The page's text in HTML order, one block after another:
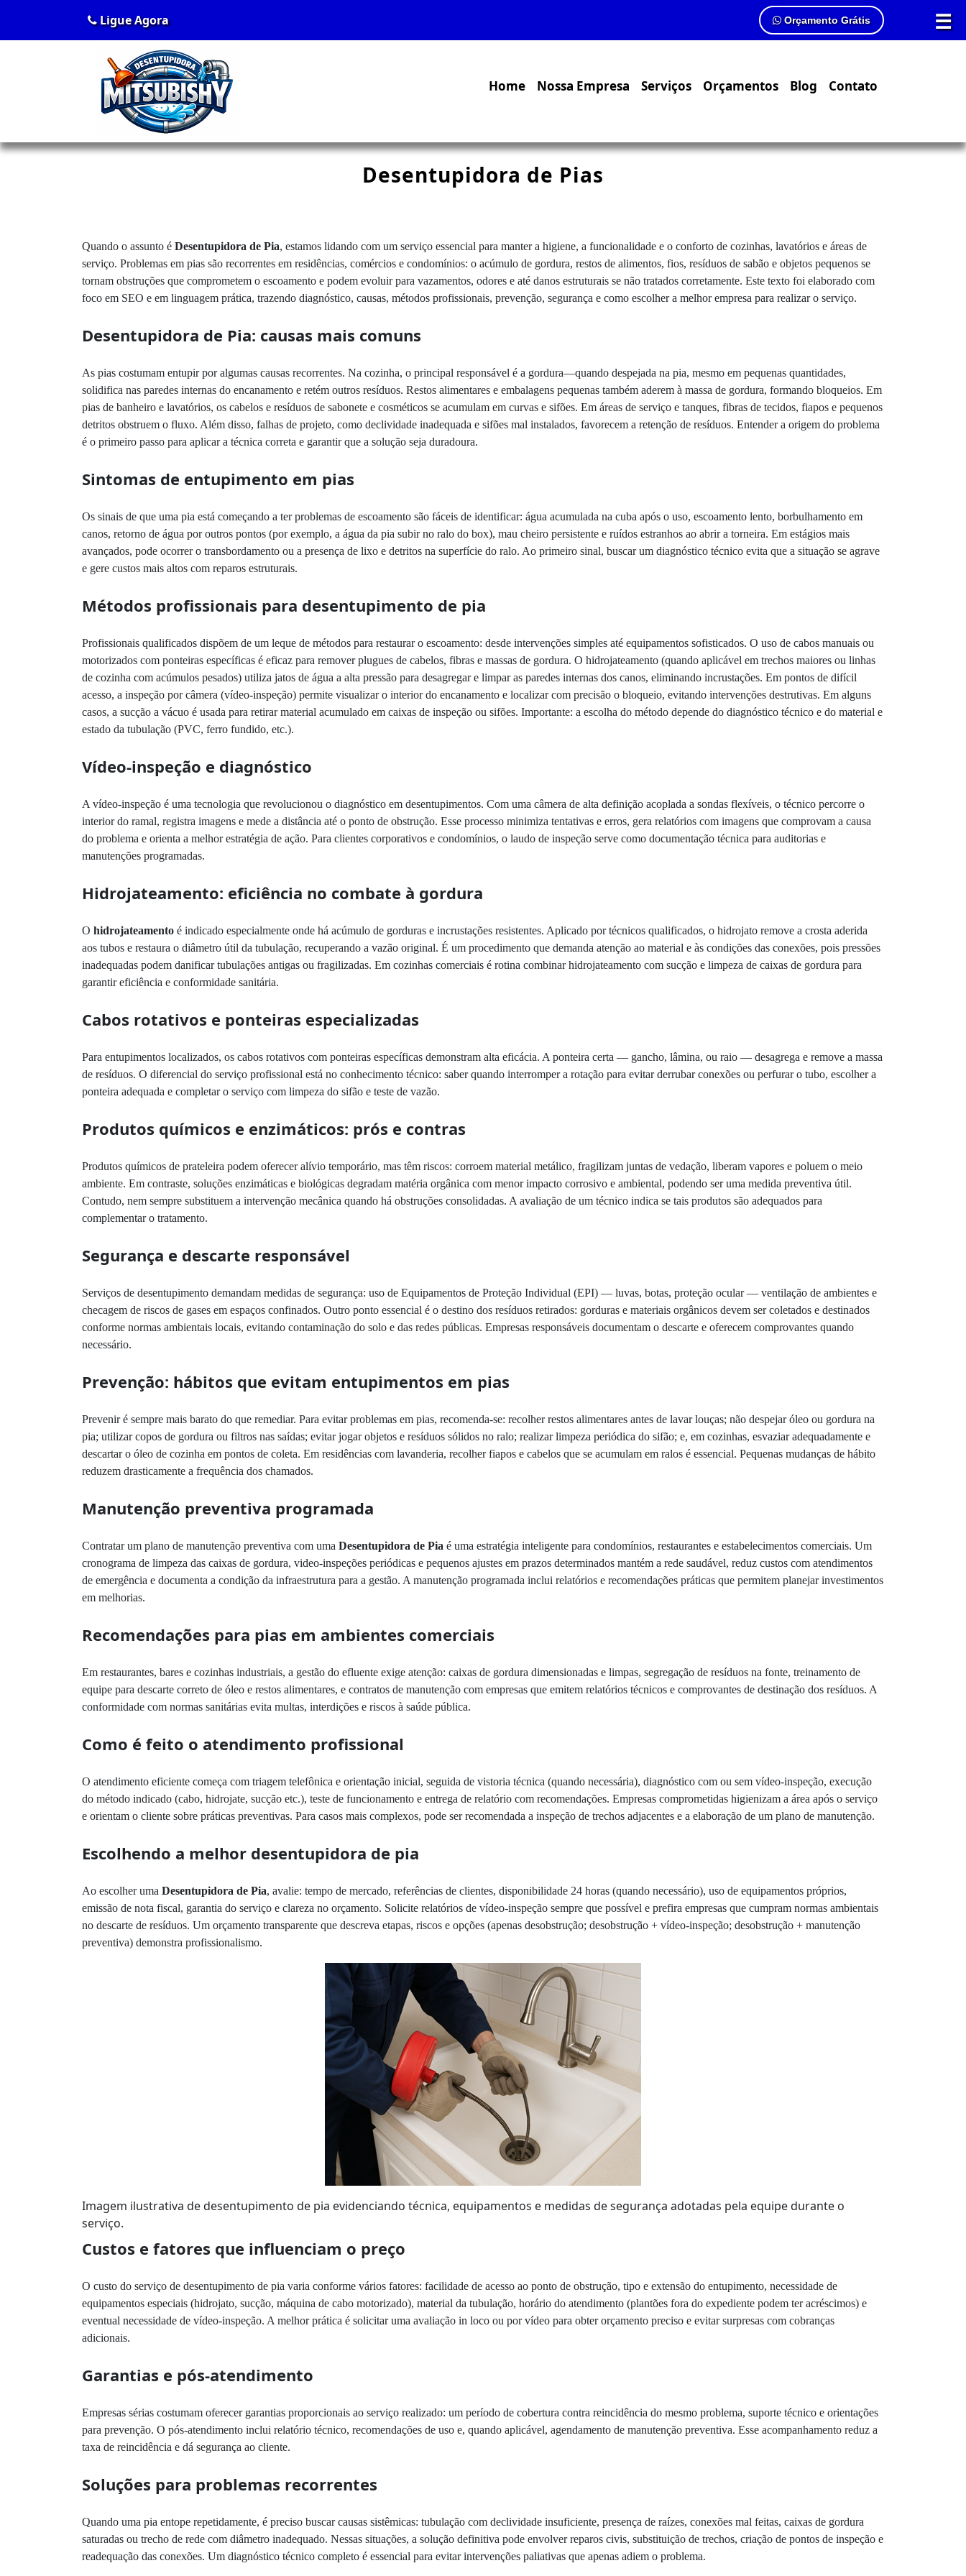
☰
Ligue Agora Orçamento Grátis
Home Nossa Empresa Serviços Orçamentos Blog Contato
Desentupidora de Pias
Quando o assunto é Desentupidora de Pia, estamos lidando com um serviço essencial para manter a higiene, a funcionalidade e o conforto de cozinhas, lavatórios e áreas de
serviço. Problemas em pias são recorrentes em residências, comércios e condomínios: o acúmulo de gordura, restos de alimentos, fios, resíduos de sabão e objetos pequenos se
tornam obstruções que comprometem o escoamento e podem evoluir para vazamentos, odores e até danos estruturais se não tratados corretamente. Este texto foi elaborado com
foco em SEO e em linguagem prática, trazendo diagnóstico, causas, métodos profissionais, prevenção, segurança e como escolher a melhor empresa para realizar o serviço.
Desentupidora de Pia: causas mais comuns
As pias costumam entupir por algumas causas recorrentes. Na cozinha, o principal responsável é a gordura—quando despejada na pia, mesmo em pequenas quantidades,
solidifica nas paredes internas do encanamento e retém outros resíduos. Restos alimentares e embalagens pequenas também aderem à massa de gordura, formando bloqueios. Em
pias de banheiro e lavatórios, os cabelos e resíduos de sabonete e cosméticos se acumulam em curvas e sifões. Em áreas de serviço e tanques, fibras de tecidos, fiapos e pequenos
detritos obstruem o fluxo. Além disso, falhas de projeto, como declividade inadequada e sifões mal instalados, favorecem a retenção de resíduos. Entender a origem do problema
é o primeiro passo para aplicar a técnica correta e garantir que a solução seja duradoura.
Sintomas de entupimento em pias
Os sinais de que uma pia está começando a ter problemas de escoamento são fáceis de identificar: água acumulada na cuba após o uso, escoamento lento, borbulhamento em
canos, retorno de água por outros pontos (por exemplo, a água da pia subir no ralo do box), mau cheiro persistente e ruídos estranhos ao abrir a torneira. Em estágios mais
avançados, pode ocorrer o transbordamento ou a presença de lixo e detritos na superfície do ralo. Ao primeiro sinal, buscar um diagnóstico técnico evita que a situação se agrave
e gere custos mais altos com reparos estruturais.
Métodos profissionais para desentupimento de pia
Profissionais qualificados dispõem de um leque de métodos para restaurar o escoamento: desde intervenções simples até equipamentos sofisticados. O uso de cabos manuais ou
motorizados com ponteiras específicas é eficaz para remover plugues de cabelos, fibras e massas de gordura. O hidrojateamento (quando aplicável em trechos maiores ou linhas
de cozinha com acúmulos pesados) utiliza jatos de água a alta pressão para desagregar e limpar as paredes internas dos canos, eliminando incrustações. Em pontos de difícil
acesso, a inspeção por câmera (vídeo-inspeção) permite visualizar o interior do encanamento e localizar com precisão o bloqueio, evitando intervenções destrutivas. Em alguns
casos, a sucção a vácuo é usada para retirar material acumulado em caixas de inspeção ou sifões. Importante: a escolha do método depende do diagnóstico técnico e do material e
estado da tubulação (PVC, ferro fundido, etc.).
Vídeo-inspeção e diagnóstico
A vídeo-inspeção é uma tecnologia que revolucionou o diagnóstico em desentupimentos. Com uma câmera de alta definição acoplada a sondas flexíveis, o técnico percorre o
interior do ramal, registra imagens e mede a distância até o ponto de obstrução. Esse processo minimiza tentativas e erros, gera relatórios com imagens que comprovam a causa
do problema e orienta a melhor estratégia de ação. Para clientes corporativos e condomínios, o laudo de inspeção serve como documentação técnica para auditorias e
manutenções programadas.
Hidrojateamento: eficiência no combate à gordura
O hidrojateamento é indicado especialmente onde há acúmulo de gorduras e incrustações resistentes. Aplicado por técnicos qualificados, o hidrojato remove a crosta aderida
aos tubos e restaura o diâmetro útil da tubulação, recuperando a vazão original. É um procedimento que demanda atenção ao material e às condições das conexões, pois pressões
inadequadas podem danificar tubulações antigas ou fragilizadas. Em cozinhas comerciais é rotina combinar hidrojateamento com sucção e limpeza de caixas de gordura para
garantir eficiência e conformidade sanitária.
Cabos rotativos e ponteiras especializadas
Para entupimentos localizados, os cabos rotativos com ponteiras específicas demonstram alta eficácia. A ponteira certa — gancho, lâmina, ou raio — desagrega e remove a massa
de resíduos. O diferencial do serviço profissional está no conhecimento técnico: saber quando interromper a rotação para evitar derrubar conexões ou perfurar o tubo, escolher a
ponteira adequada e completar o serviço com limpeza do sifão e teste de vazão.
Produtos químicos e enzimáticos: prós e contras
Produtos químicos de prateleira podem oferecer alívio temporário, mas têm riscos: corroem material metálico, fragilizam juntas de vedação, liberam vapores e poluem o meio
ambiente. Em contraste, soluções enzimáticas e biológicas degradam matéria orgânica com menor impacto corrosivo e ambiental, podendo ser uma medida preventiva útil.
Contudo, nem sempre substituem a intervenção mecânica quando há obstruções consolidadas. A avaliação de um técnico indica se tais produtos são adequados para
complementar o tratamento.
Segurança e descarte responsável
Serviços de desentupimento demandam medidas de segurança: uso de Equipamentos de Proteção Individual (EPI) — luvas, botas, proteção ocular — ventilação de ambientes e
checagem de riscos de gases em espaços confinados. Outro ponto essencial é o destino dos resíduos retirados: gorduras e materiais orgânicos devem ser coletados e destinados
conforme normas ambientais locais, evitando contaminação do solo e das redes públicas. Empresas responsáveis documentam o descarte e oferecem comprovantes quando
necessário.
Prevenção: hábitos que evitam entupimentos em pias
Prevenir é sempre mais barato do que remediar. Para evitar problemas em pias, recomenda-se: recolher restos alimentares antes de lavar louças; não despejar óleo ou gordura na
pia; utilizar copos de gordura ou filtros nas saídas; evitar jogar objetos e resíduos sólidos no ralo; realizar limpeza periódica do sifão; e, em cozinhas, esvaziar adequadamente e
descartar o óleo de cozinha em pontos de coleta. Em residências com lavanderia, recolher fiapos e cabelos que se acumulam em ralos é essencial. Pequenas mudanças de hábito
reduzem drasticamente a frequência dos chamados.
Manutenção preventiva programada
Contratar um plano de manutenção preventiva com uma Desentupidora de Pia é uma estratégia inteligente para condomínios, restaurantes e estabelecimentos comerciais. Um
cronograma de limpeza das caixas de gordura, video-inspeções periódicas e pequenos ajustes em prazos determinados mantém a rede saudável, reduz custos com atendimentos
de emergência e documenta a condição da infraestrutura para a gestão. A manutenção programada inclui relatórios e recomendações práticas que permitem planejar investimentos
em melhorias.
Recomendações para pias em ambientes comerciais
Em restaurantes, bares e cozinhas industriais, a gestão do efluente exige atenção: caixas de gordura dimensionadas e limpas, segregação de resíduos na fonte, treinamento de
equipe para descarte correto de óleo e restos alimentares, e contratos de manutenção com empresas que emitem relatórios técnicos e comprovantes de destinação dos resíduos. A
conformidade com normas sanitárias evita multas, interdições e riscos à saúde pública.
Como é feito o atendimento profissional
O atendimento eficiente começa com triagem telefônica e orientação inicial, seguida de vistoria técnica (quando necessária), diagnóstico com ou sem vídeo-inspeção, execução
do método indicado (cabo, hidrojate, sucção etc.), teste de funcionamento e entrega de relatório com recomendações. Empresas comprometidas higienizam a área após o serviço
e orientam o cliente sobre práticas preventivas. Para casos mais complexos, pode ser recomendada a inspeção de trechos adjacentes e a elaboração de um plano de manutenção.
Escolhendo a melhor desentupidora de pia
Ao escolher uma Desentupidora de Pia, avalie: tempo de mercado, referências de clientes, disponibilidade 24 horas (quando necessário), uso de equipamentos próprios,
emissão de nota fiscal, garantia do serviço e clareza no orçamento. Solicite relatórios de vídeo-inspeção sempre que possível e prefira empresas que cumpram normas ambientais
no descarte de resíduos. Um orçamento transparente que descreva etapas, riscos e opções (apenas desobstrução; desobstrução + vídeo-inspeção; desobstrução + manutenção
preventiva) demonstra profissionalismo.
Imagem ilustrativa de desentupimento de pia evidenciando técnica, equipamentos e medidas de segurança adotadas pela equipe durante o
serviço.
Custos e fatores que influenciam o preço
O custo do serviço de desentupimento de pia varia conforme vários fatores: facilidade de acesso ao ponto de obstrução, tipo e extensão do entupimento, necessidade de
equipamentos especiais (hidrojato, sucção, máquina de cabo motorizado), material da tubulação, horário do atendimento (plantões fora do expediente podem ter acréscimos) e
eventual necessidade de vídeo-inspeção. A melhor prática é solicitar uma avaliação in loco ou por vídeo para obter orçamento preciso e evitar surpresas com cobranças
adicionais.
Garantias e pós-atendimento
Empresas sérias costumam oferecer garantias proporcionais ao serviço realizado: um período de cobertura contra reincidência do mesmo problema, suporte técnico e orientações
para prevenção. O pós-atendimento inclui relatório técnico, recomendações de uso e, quando aplicável, agendamento de manutenção preventiva. Esse acompanhamento reduz a
taxa de reincidência e dá segurança ao cliente.
Soluções para problemas recorrentes
Quando uma pia entope repetidamente, é preciso buscar causas sistêmicas: tubulação com declividade insuficiente, presença de raízes, conexões mal feitas, caixas de gordura
saturadas ou trecho de rede com diâmetro inadequado. Nessas situações, a solução definitiva pode envolver reparos civis, substituição de trechos, criação de pontos de inspeção e
readequação das conexões. Um diagnóstico técnico completo é essencial para evitar intervenções paliativas que apenas adiem o problema.